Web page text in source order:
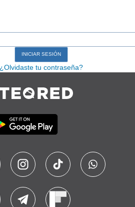
¿Olvidaste tu contraseña?